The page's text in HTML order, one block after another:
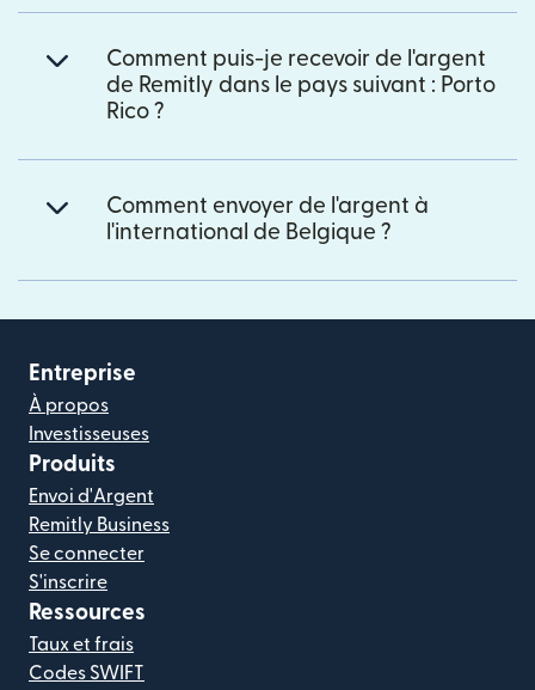
Comment puis-je recevoir de l'argent
de Remitly dans le pays suivant : Porto
Rico ?
Comment envoyer de l'argent à
l'international de Belgique ?
Entreprise
À propos
Investisseuses
Produits
Envoi d'Argent
Remitly Business
Se connecter
S'inscrire
Ressources
Taux et frais
Codes SWIFT